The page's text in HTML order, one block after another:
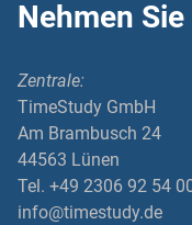
Nehmen
Zentrale:
TimeStudy GmbH
Am Brambusch 24
44563 Lünen
Tel. +49 2306 92 54
info@timestudy.de